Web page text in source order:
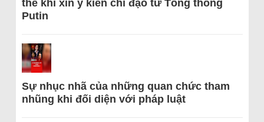
thể khi xin ý kiến chỉ đạo từ Tổng thống
Putin
Sự nhục nhã của những quan chức tham
nhũng khi đối diện với pháp luật